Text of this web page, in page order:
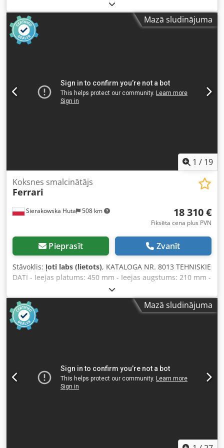
400 mm - Ieejas augstums: 200 mm - Vārpstas platums:
530 mm - Vārpstas diametrs: 550 mm - Naža garums: 530
mm - Nažu skaits: 2 gab. - Sieta izmēri: 50x50 mm - 2
apakšējās piedziņas zobratu vārpstas - Apakšējās vārpstas
motors: 2,2 kW - Augšējā piedziņas zobratu vārpsta -
Atpakaļgaita - Iekārtas izmēri (garums/platums/augstums):
2900x1600x1600 mm - Padevēja izmēri
(garums/platums/augstums): 3070x720x670 mm - Svars:
Mazā sludinājuma
1 / 19
Sierakowska Huta 508 km
Koksnes smalcinātājs
Ferrari
18 310 €
Fiksēta cena plus PVN
Pieprasīt Zvanīt
Stāvoklis: ļoti labs (lietots), KATALOGA NR. 8013 TEHNISKIE
DATI - Ieejas platums: 450 mm - Ieejas augstums: 210 mm -
Vārpstas platums: 450 mm - Vārpstas diametrs: 550 mm -
Nažu skaits: 2 gab. - Ievilkšanas vārpsta, zobaina augšā un
apakšā: 2×2,2 kW - Papildu zobaina ievilkšanas rullis
apakšā pirms ievilkšanas vārpstas - Elektriskais
autoreverss (ar regulēšanu) - Atpakaļgaita - Lentes
Svars: aptuveni 3000 kg Dcsdpfx Aezrugajkrjk
PRIEKŠROCĪBAS – Ar lentes padevi – Elektriskais
autoreverss – Atpakaļgaita – Lietots šķeldotājs, ļoti labā
Mazā sludinājuma